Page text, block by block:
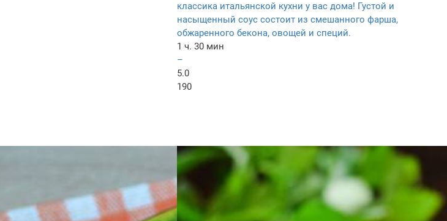
классика итальянской кухни у вас дома! Густой и
насыщенный соус состоит из смешанного фарша,
обжаренного бекона, овощей и специй.
1 ч. 30 мин
–
5.0
190